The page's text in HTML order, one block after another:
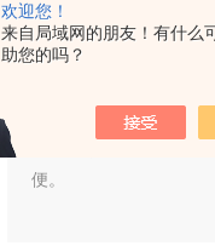
欢迎您！
来自局域网的朋友！有什么
助您的吗？
头戴式耳机
头戴式耳机
器便可读出速值；整
便。